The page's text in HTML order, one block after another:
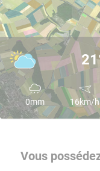
0mm 16km/h
Vous